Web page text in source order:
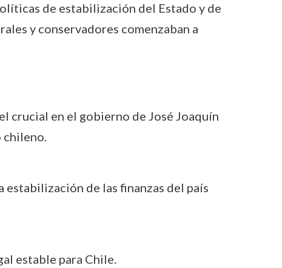
de estabilización del Estado y de
y conservadores comenzaban a
crucial en el gobierno de José Joaquín
chileno.
de las finanzas del país
estable para Chile.